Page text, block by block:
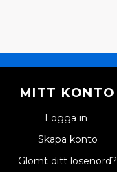
MITT KONTO
Logga in
Skapa konto
Glömt ditt lösenord?